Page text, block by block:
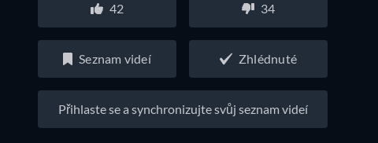
42 34
Seznam videí Zhlédnuté
Přihlaste se a synchronizujte svůj seznam videí